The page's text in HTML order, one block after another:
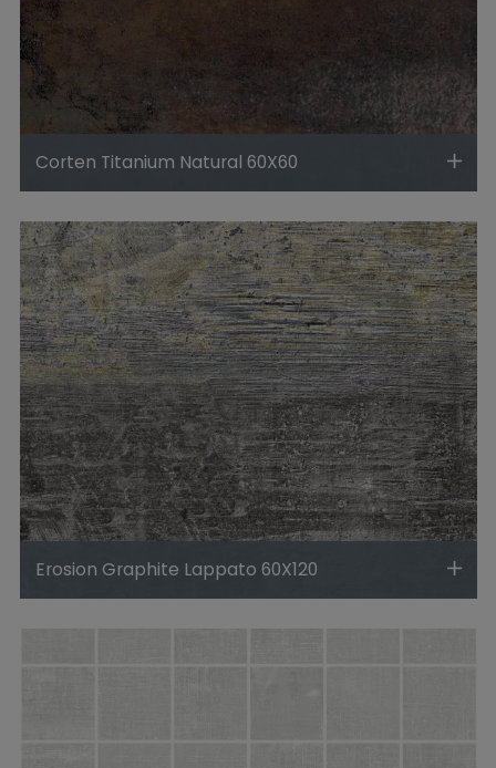
Corten Titanium Natural 60X60
Erosion Graphite Lappato 60X120